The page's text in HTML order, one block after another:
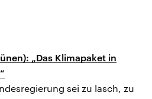
„Das Klimapaket in
sei zu lasch, zu